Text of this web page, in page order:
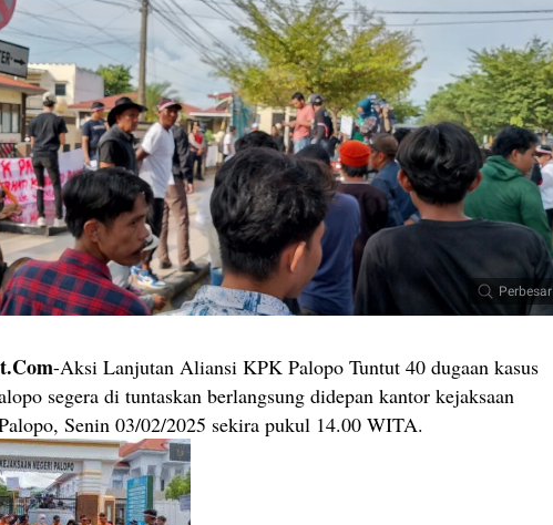
Perbesar
-Aksi Lanjutan Aliansi KPK Palopo Tuntut 40 dugaan kasus
segera di tuntaskan berlangsung didepan kantor kejaksaan
Senin 03/02/2025 sekira pukul 14.00 WITA.